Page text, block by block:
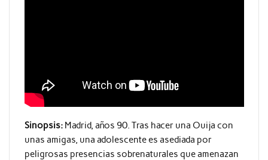
Sinopsis:Madrid, años 90. Tras hacer una Ouija con
unas amigas, una adolescente es asediada por
peligrosas presencias sobrenaturales que amenazan